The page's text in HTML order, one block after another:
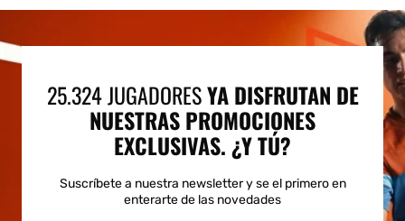
25.324 JUGADORESYA DISFRUTAN DE
NUESTRAS PROMOCIONES
EXCLUSIVAS. ¿Y TÚ?
Suscríbete a nuestra newsletter y se el primero en
enterarte de las novedades